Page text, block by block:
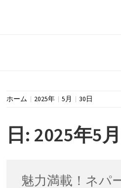
ホーム 2025年 5月 30日
日: 2025年5
魅力満載！ネパ